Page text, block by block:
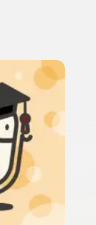
關鍵字